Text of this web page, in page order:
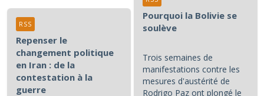
Pourquoi la Bolivie se
soulève
Trois semaines de
manifestations contre les
mesures d'austérité de
Rodrigo Paz ont plongé le
Repenser le
changement politique
en Iran : de la
contestation à la
guerre
RSS